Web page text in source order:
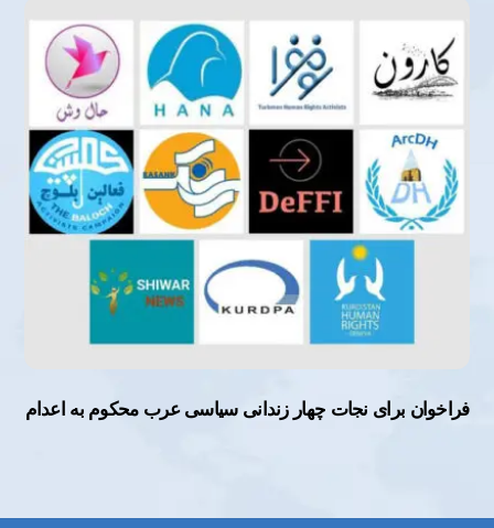
فراخوان برای نجات چهار زندانی سیاسی عرب محکوم به اعدام